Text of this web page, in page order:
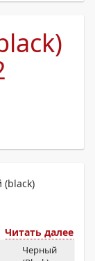
(black)
Читать далее
Черный